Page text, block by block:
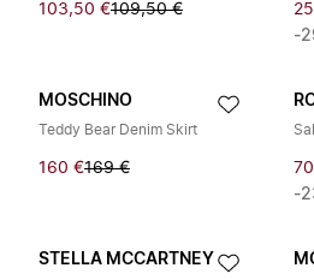
103,50 €109,50 €
-
MOSCHINO
Teddy Bear Denim Skirt
160 €169 €
-
STELLA MCCARTNEY